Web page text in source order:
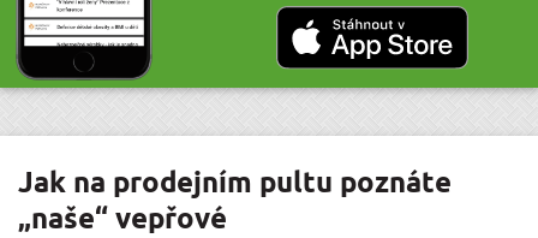
Jak na prodejním pultu poznáte
„naše“ vepřové